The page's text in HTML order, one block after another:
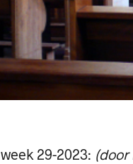
week 29-2023: (door